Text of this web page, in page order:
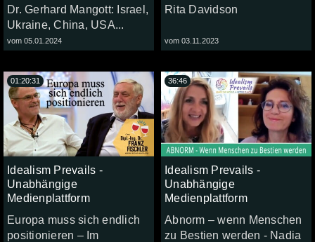
Dr. Gerhard Mangott: Israel,
Ukraine, China, USA...
vom 05.01.2024
Rita Davidson
vom 03.11.2023
Idealism Prevails -
Unabhängige
Medienplattform
Europa muss sich endlich
positionieren – Im
01:20:31
Idealism Prevails -
Unabhängige
Medienplattform
Abnorm – wenn Menschen
zu Bestien werden - Nadia
36:46